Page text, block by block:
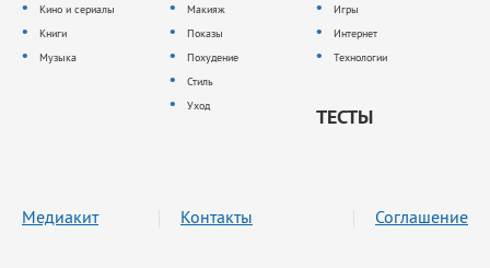
Кино и сериалы
Книги
Музыка
Макияж
Показы
Похудение
Стиль
Уход
Игры
Интернет
Технологии
ТЕСТЫ
Медиакит Контакты Соглашение